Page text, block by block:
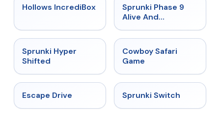
★ 4.3
Hollows IncrediBox ★
Sprunki Phase 9
Alive And
★
Sprunki Hyper
Shifted
Cowboy Safari
Game
Escape Drive ★
Sprunki Switch